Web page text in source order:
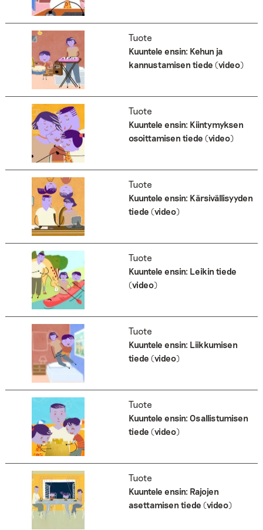
Tuote
Kuuntele ensin: Kehun ja
kannustamisen tiede (video)
Tuote
Kuuntele ensin: Kiintymyksen
osoittamisen tiede (video)
Tuote
Kuuntele ensin: Kärsivällisyyden
tiede (video)
Tuote
Kuuntele ensin: Leikin tiede
(video)
Tuote
Kuuntele ensin: Liikkumisen
tiede (video)
Tuote
Kuuntele ensin: Osallistumisen
tiede (video)
Tuote
Kuuntele ensin: Rajojen
asettamisen tiede (video)